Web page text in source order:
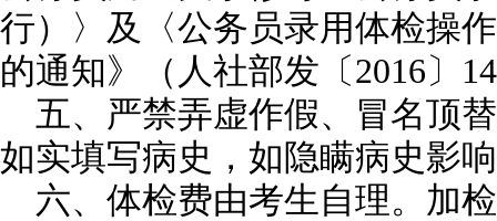
行）〉及〈公务员录用体检操
的通知》（人社部发〔2016
五、严禁弄虚作假、冒名顶
如实填写病史，如隐瞒病史影
六、体检费由考生自理。加